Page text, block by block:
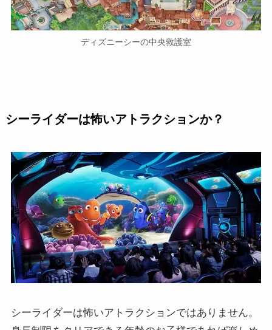
ディズニーシーの中央救護室
シーライダーは怖いアトラクションか？
シーライダーは怖いアトラクションではありません。